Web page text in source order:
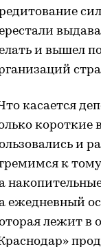
и вышел
касается
короткие
и
к
ежедневный
лежит в